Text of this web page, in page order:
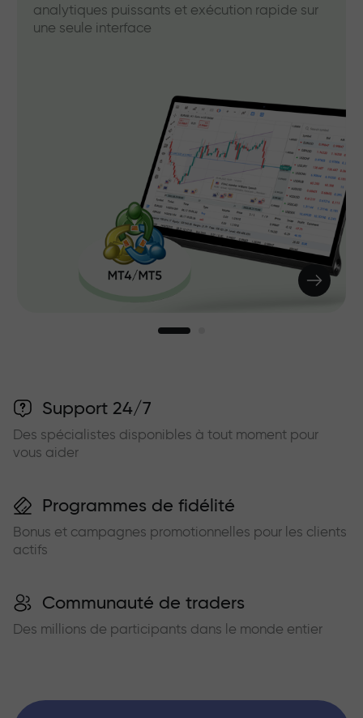
analytiques puissants et exécution rapide sur
une seule interface
Support 24/7
Des spécialistes disponibles à tout moment pour
vous aider
Programmes de fidélité
Bonus et campagnes promotionnelles pour les clients
actifs
Communauté de traders
Des millions de participants dans le monde entier